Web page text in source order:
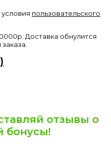
пользовательского
Доставка обнулится
отзывы о
бонусы!